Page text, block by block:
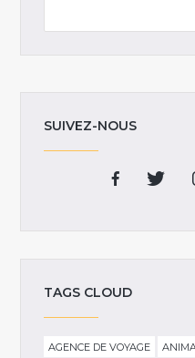
SUIVEZ-NOUS
TAGS CLOUD
AGENCE DE VOYAGE